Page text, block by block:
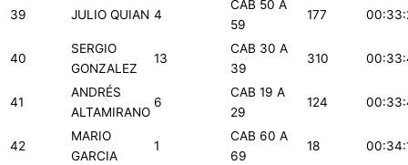
39 JULIO QUIAN 4
CAB 50 A
59
177
40
SERGIO
GONZALEZ
13
CAB 30 A
39
310
41
ANDRÉS
ALTAMIRANO
6
CAB 19 A
29
124
42
MARIO
GARCIA
1
CAB 60 A
69
18